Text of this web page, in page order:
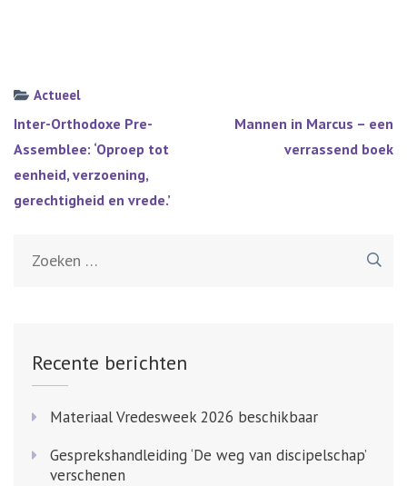
Actueel
Bericht
navigatie
Inter-Orthodoxe Pre-
Assemblee: ‘Oproep tot
eenheid, verzoening,
gerechtigheid en vrede.’
Mannen in Marcus – een
verrassend boek
Recente berichten
Materiaal Vredesweek 2026 beschikbaar
Gesprekshandleiding ‘De weg van discipelschap’
verschenen